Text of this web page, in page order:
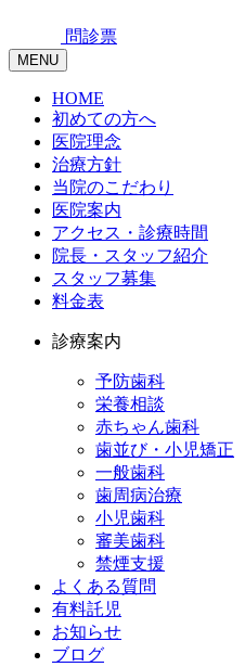
問診票
MENU
HOME
初めての方へ
医院理念
治療方針
当院のこだわり
医院案内
アクセス・診療時間
院長・スタッフ紹介
スタッフ募集
料金表
診療案内
予防歯科
栄養相談
赤ちゃん歯科
歯並び・小児矯正
一般歯科
歯周病治療
小児歯科
審美歯科
禁煙支援
よくある質問
有料託児
お知らせ
ブログ